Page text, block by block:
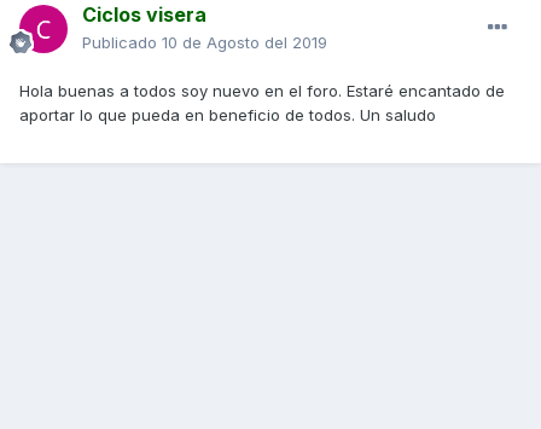
Ciclos visera
Publicado 10 de Agosto del 2019
Hola buenas a todos soy nuevo en el foro. Estaré encantado de
aportar lo que pueda en beneficio de todos. Un saludo